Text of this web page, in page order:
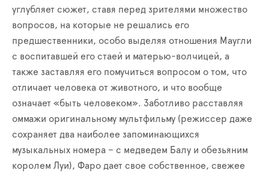
углубляет сюжет, ставя перед зрителями множество
вопросов, на которые не решались его
предшественники, особо выделяя отношения Маугли
с воспитавшей его стаей и матерью-волчицей, а
также заставляя его помучиться вопросом о том, что
отличает человека от животного, и что вообще
означает «быть человеком». Заботливо расставляя
оммажи оригинальному мультфильму (режиссер даже
сохраняет два наиболее запоминающихся
музыкальных номера – с медведем Балу и обезьяним
королем Луи), Фаро дает свое собственное, свежее